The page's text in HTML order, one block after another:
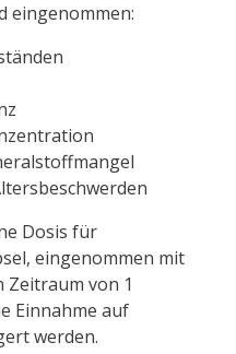
eingenommen:
Dosis für
eingenommen mit
von 1
Einnahme auf
werden.